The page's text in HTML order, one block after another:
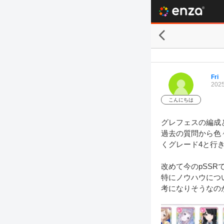
こんにちは
Fri
グレフェスの編成
過去の質問から色
くグレード4と行
改めて今のpSSR
特にノウハウにつ
考になりそうなの